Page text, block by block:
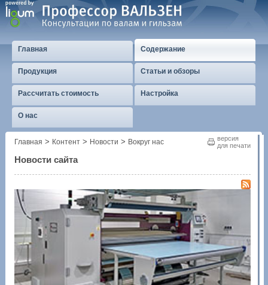
Главная Содержание
Продукция Статьи и обзоры
Рассчитать стоимость Настройка
О нас
версия
для печати
Главная > Контент > Новости > Вокруг нас
Новости сайта